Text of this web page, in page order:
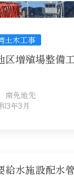
土木工事
区増殖場整備
免地先
3年3月
給水施設配水